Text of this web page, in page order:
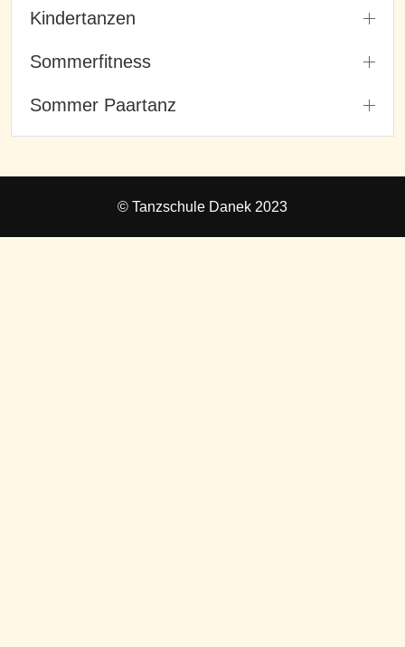
Kindertanzen
Sommerfitness
Sommer Paartanz
© Tanzschule Danek 2023